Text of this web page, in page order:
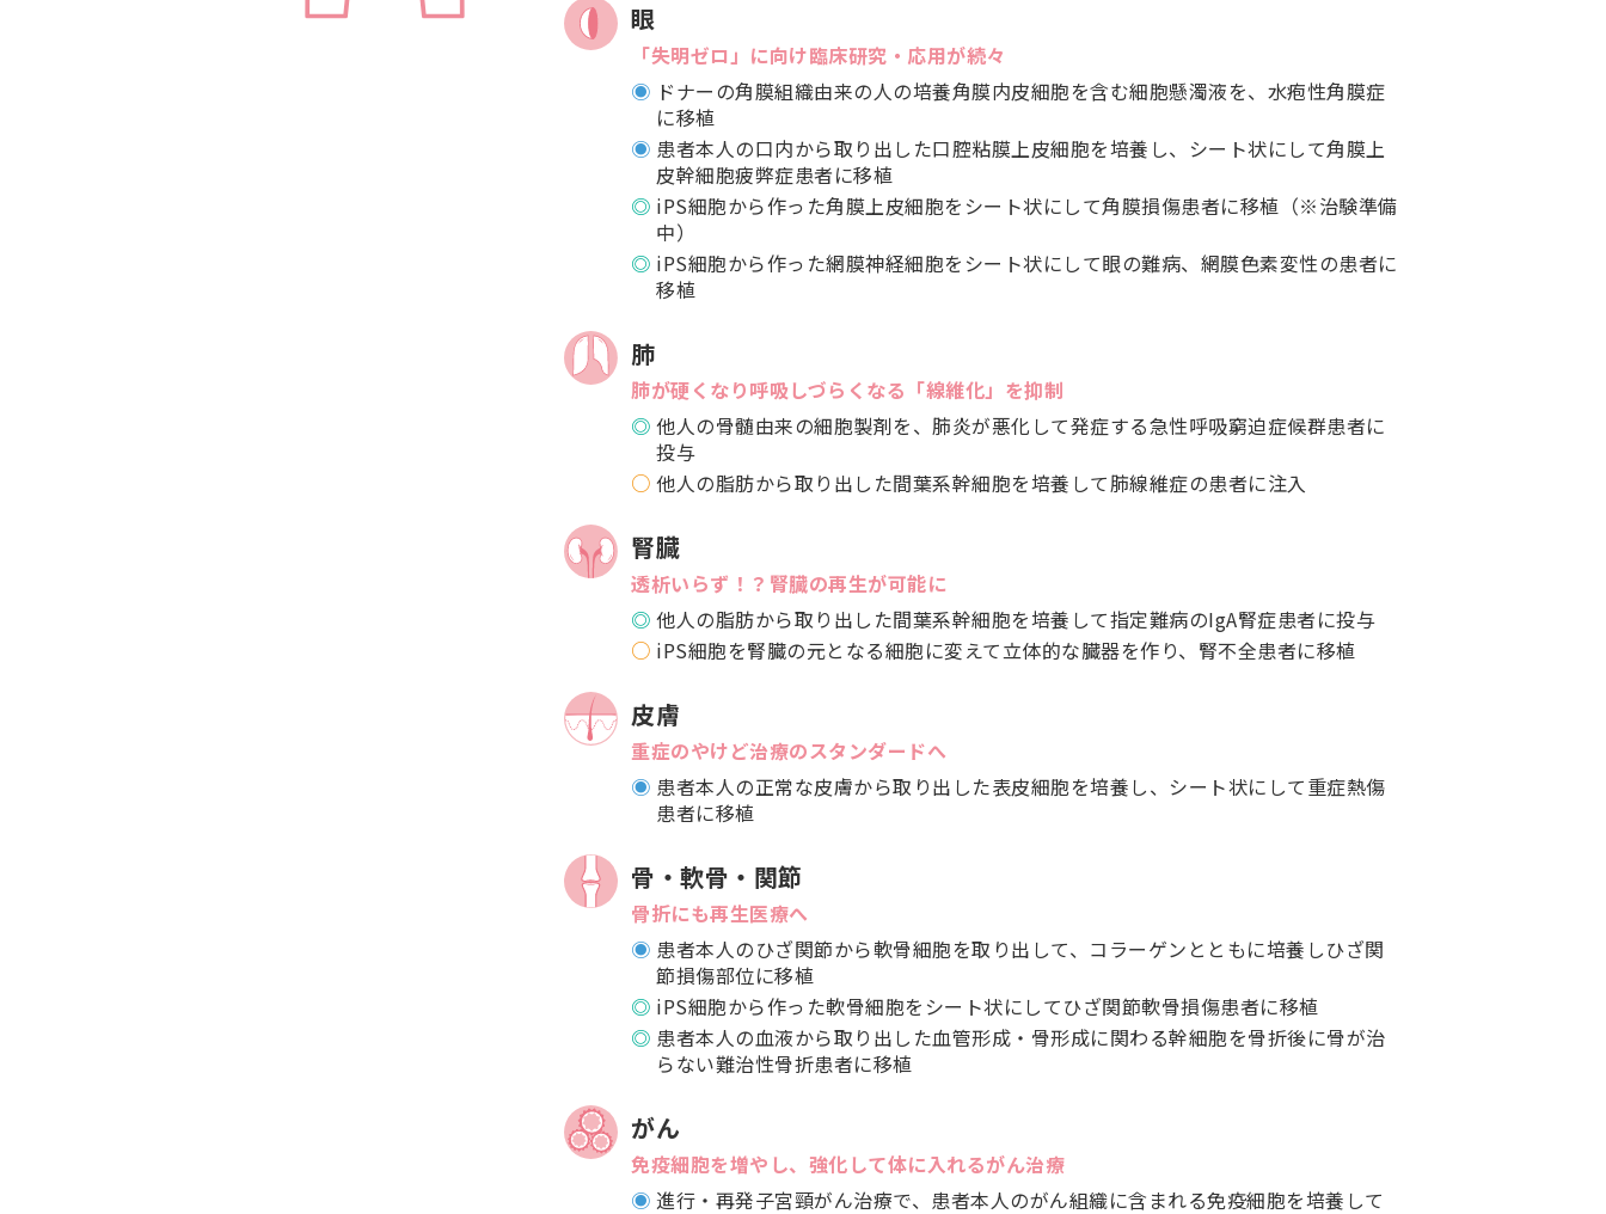
眼
「失明ゼロ」に向け臨床研究・応用が続々
ドナーの角膜組織由来の人の培養角膜内皮細胞を含む細胞懸濁液を、水疱性角膜症
に移植
患者本人の口内から取り出した口腔粘膜上皮細胞を培養し、シート状にして角膜上
皮幹細胞疲弊症患者に移植
iPS細胞から作った角膜上皮細胞をシート状にして角膜損傷患者に移植（※治験準備
中）
iPS細胞から作った網膜神経細胞をシート状にして眼の難病、網膜色素変性の患者に
移植
肺
肺が硬くなり呼吸しづらくなる「線維化」を抑制
他人の骨髄由来の細胞製剤を、肺炎が悪化して発症する急性呼吸窮迫症候群患者に
投与
他人の脂肪から取り出した間葉系幹細胞を培養して肺線維症の患者に注入
腎臓
透析いらず！？腎臓の再生が可能に
他人の脂肪から取り出した間葉系幹細胞を培養して指定難病のIgA腎症患者に投与
iPS細胞を腎臓の元となる細胞に変えて立体的な臓器を作り、腎不全患者に移植
皮膚
重症のやけど治療のスタンダードへ
患者本人の正常な皮膚から取り出した表皮細胞を培養し、シート状にして重症熱傷
患者に移植
骨・軟骨・関節
骨折にも再生医療へ
患者本人のひざ関節から軟骨細胞を取り出して、コラーゲンとともに培養しひざ関
節損傷部位に移植
iPS細胞から作った軟骨細胞をシート状にしてひざ関節軟骨損傷患者に移植
患者本人の血液から取り出した血管形成・骨形成に関わる幹細胞を骨折後に骨が治
らない難治性骨折患者に移植
がん
免疫細胞を増やし、強化して体に入れるがん治療
進行・再発子宮頸がん治療で、患者本人のがん組織に含まれる免疫細胞を培養して